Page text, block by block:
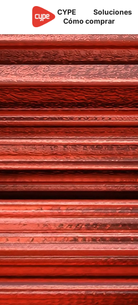
contenido
CYPE Soluciones
Cómo comprar